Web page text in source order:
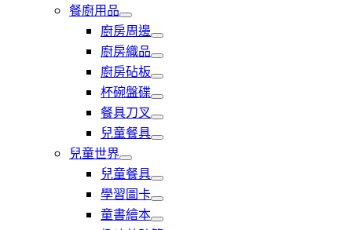
餐廚用品
廚房周邊
廚房織品
廚房砧板
杯碗盤碟
餐具刀叉
兒童餐具
兒童世界
兒童餐具
學習圖卡
童書繪本